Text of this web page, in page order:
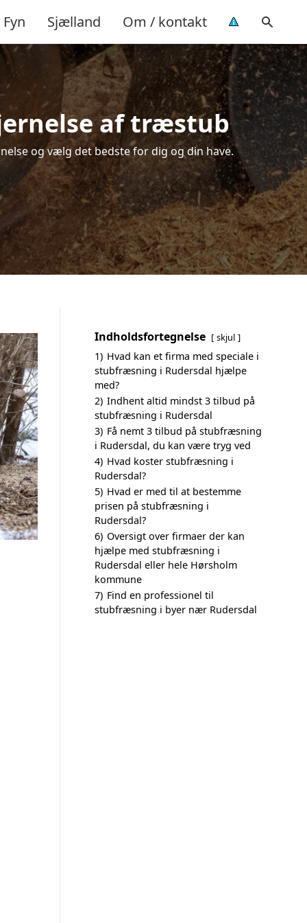
Fyn Sjælland Om / kontakt
af træstub
og vælg det bedste for dig og din have.
Indholdsfortegnelse skjul
1) Hvad kan et firma med speciale i
stubfræsning i Rudersdal hjælpe
med?
2) Indhent altid mindst 3 tilbud på
stubfræsning i Rudersdal
3) Få nemt 3 tilbud på stubfræsning
i Rudersdal, du kan være tryg ved
4) Hvad koster stubfræsning i
Rudersdal?
5) Hvad er med til at bestemme
prisen på stubfræsning i
Rudersdal?
6) Oversigt over firmaer der kan
hjælpe med stubfræsning i
Rudersdal eller hele Hørsholm
kommune
7) Find en professionel til
stubfræsning i byer nær Rudersdal